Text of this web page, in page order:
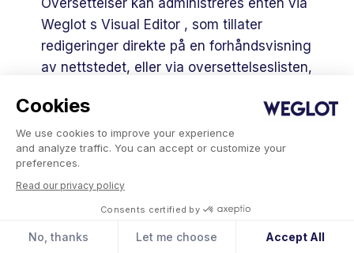
Cookies
We use cookies to improve your experience
and analyze traffic. You can accept or customize your
preferences.
Read our privacy policy
Consents certified by
No, thanks Let me choose Accept All
Weglot s Visual Editor , som tillater
redigeringer direkte på en forhåndsvisning
av nettstedet, eller via oversettelseslisten,
etter URL.
Weglot s innebygde ordliste, som lagrer
språkpreferanser, sikrer at de brukes i
fremtidige oversettelser for konsistens. Du
kan også gjøre unntak for sider eller
seksjoner fra oversettelser, noe som gir